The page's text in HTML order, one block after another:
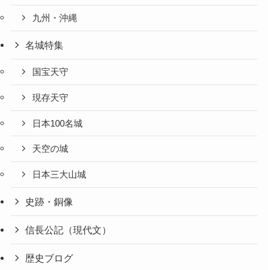
九州・沖縄
名城特集
国宝天守
現存天守
日本100名城
天空の城
日本三大山城
史跡・銅像
信長公記（現代文）
歴史ブログ